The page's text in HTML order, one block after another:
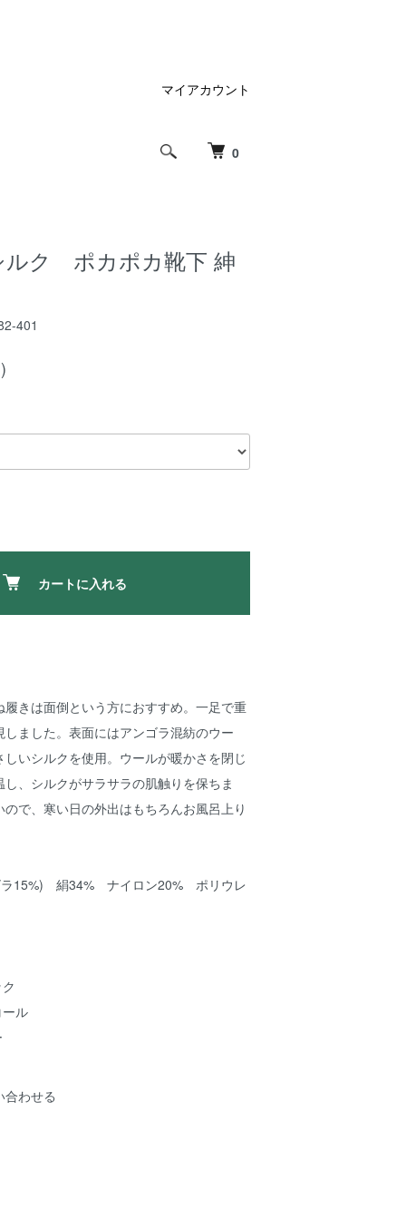
0
マイアカウント
ルク ポカポカ靴下 紳
401
カートに入れる
履きは面倒という方におすすめ。一足で重
ました。表面にはアンゴラ混紡のウー
いシルクを使用。ウールが暖かさを閉じ
、シルクがサラサラの肌触りを保ちま
で、寒い日の外出はもちろんお風呂上り
ラ15%) 絹34% ナイロン20% ポリウレ
ル
合わせる